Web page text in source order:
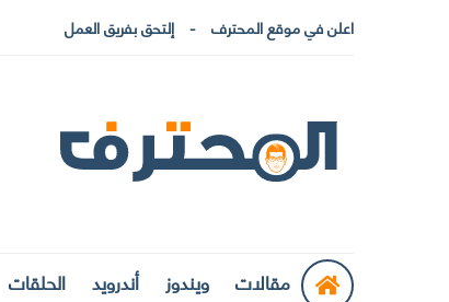
اعلن في موقع المحترف إلتحق بفريق العمل
مقالات ويندوز أندرويد الحلقات